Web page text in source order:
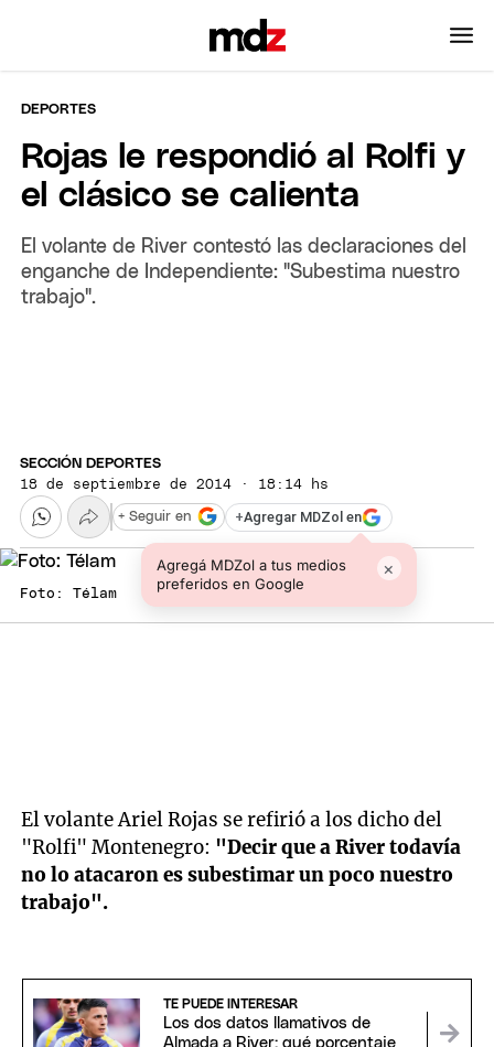
DEPORTES
Rojas le respondió al Rolfi y
el clásico se calienta
El volante de River contestó las declaraciones del
enganche de Independiente: "Subestima nuestro
trabajo".
SECCIÓN DEPORTES
18 de septiembre de 2014 · 18:14 hs
+Agregar MDZol en
Agregá MDZol a tus medios
preferidos en Google
×
+ Seguir en
Foto: Télam
El volante Ariel Rojas se refirió a los dicho del
"Rolfi" Montenegro: "Decir que a River todavía
no lo atacaron es subestimar un poco nuestro
trabajo".
TE PUEDE INTERESAR
Los dos datos llamativos de
Almada a River: qué porcentaje